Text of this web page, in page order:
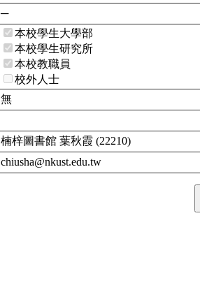
─
本校學生大學部
本校學生研究所
本校教職員
校外人士
無
楠梓圖書館 葉秋霞 (22210)
chiusha@nkust.edu.tw